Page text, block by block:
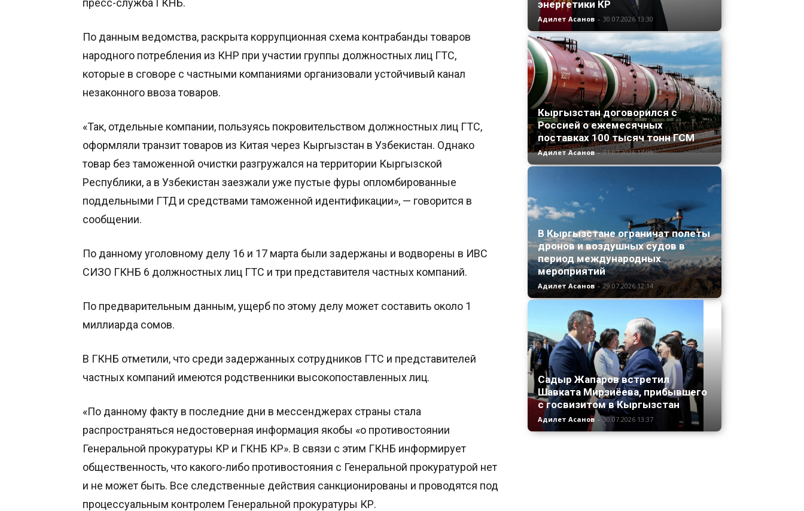
пресс-служба ГКНБ.
По данным ведомства, раскрыта коррупционная схема контрабанды товаров
народного потребления из КНР при участии группы должностных лиц ГТС,
которые в сговоре с частными компаниями организовали устойчивый канал
незаконного ввоза товаров.
«Так, отдельные компании, пользуясь покровительством должностных лиц ГТС,
оформляли транзит товаров из Китая через Кыргызстан в Узбекистан. Однако
товар без таможенной очистки разгружался на территории Кыргызской
Республики, а в Узбекистан заезжали уже пустые фуры опломбированные
поддельными ГТД и средствами таможенной идентификации», — говорится в
сообщении.
По данному уголовному делу 16 и 17 марта были задержаны и водворены в ИВС
СИЗО ГКНБ 6 должностных лиц ГТС и три представителя частных компаний.
По предварительным данным, ущерб по этому делу может составить около 1
миллиарда сомов.
В ГКНБ отметили, что среди задержанных сотрудников ГТС и представителей
частных компаний имеются родственники высокопоставленных лиц.
«По данному факту в последние дни в мессенджерах страны стала
распространяться недостоверная информация якобы «о противостоянии
Генеральной прокуратуры КР и ГКНБ КР». В связи с этим ГКНБ информирует
общественность, что какого-либо противостояния с Генеральной прокуратурой нет
и не может быть. Все следственные действия санкционированы и проводятся под
процессуальным контролем Генеральной прокуратуры КР.
энергетики КР
Адилет Асанов - 30.07.2026 13:30
Кыргызстан договорился с
Россией о ежемесячных
поставках 100 тысяч тонн ГСМ
Адилет Асанов - 31.07.2026 14:09
В Кыргызстане ограничат полеты
дронов и воздушных судов в
период международных
мероприятий
Адилет Асанов - 29.07.2026 12:14
Садыр Жапаров встретил
Шавката Мирзиёева, прибывшего
с госвизитом в Кыргызстан
Адилет Асанов - 30.07.2026 13:37